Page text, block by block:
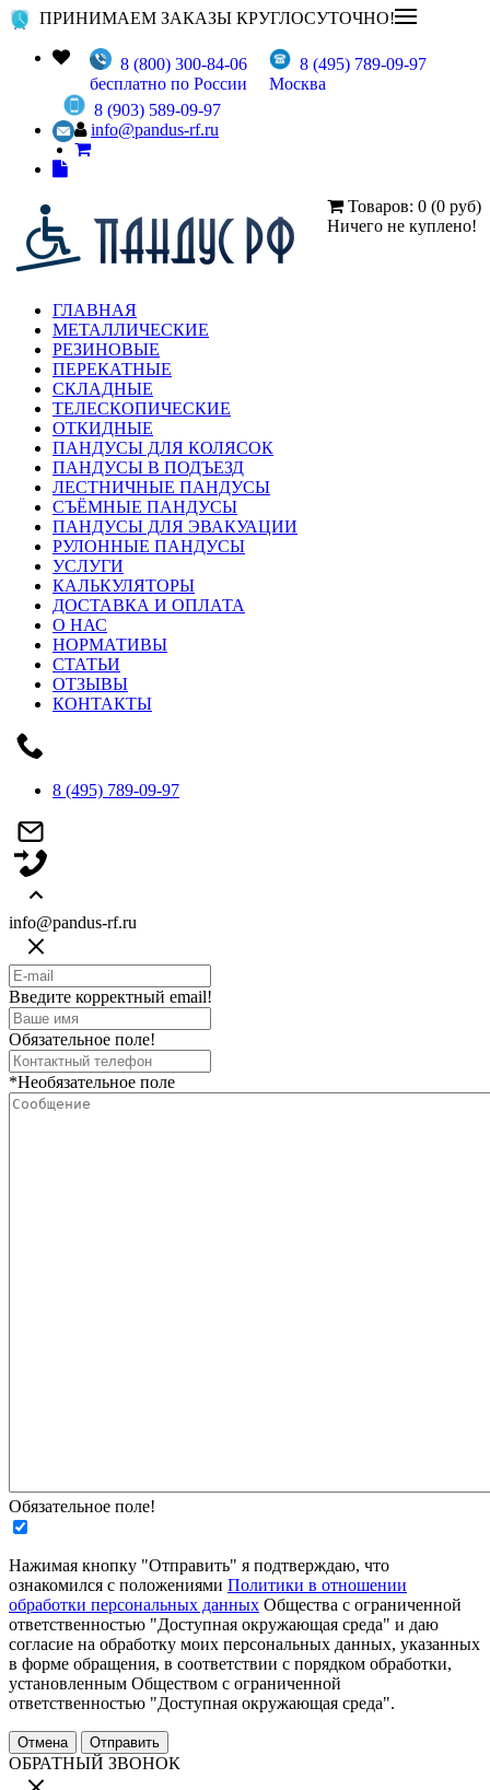
ПРИНИМАЕМ ЗАКАЗЫ КРУГЛОСУТОЧНО!
8 (800) 300-84-06
бесплатно по России
8 (495) 789-09-97
Москва
8 (903) 589-09-97
info@pandus-rf.ru
Товаров: 0 (0 руб)
Ничего не куплено!
ГЛАВНАЯ
МЕТАЛЛИЧЕСКИЕ
РЕЗИНОВЫЕ
ПЕРЕКАТНЫЕ
СКЛАДНЫЕ
ТЕЛЕСКОПИЧЕСКИЕ
ОТКИДНЫЕ
ПАНДУСЫ ДЛЯ КОЛЯСОК
ПАНДУСЫ В ПОДЪЕЗД
ЛЕСТНИЧНЫЕ ПАНДУСЫ
СЪЁМНЫЕ ПАНДУСЫ
ПАНДУСЫ ДЛЯ ЭВАКУАЦИИ
РУЛОННЫЕ ПАНДУСЫ
УСЛУГИ
КАЛЬКУЛЯТОРЫ
ДОСТАВКА И ОПЛАТА
О НАС
НОРМАТИВЫ
СТАТЬИ
ОТЗЫВЫ
КОНТАКТЫ
8 (495) 789-09-97
info@pandus-rf.ru
Введите корректный email!
Обязательное поле!
*Необязательное поле
Обязательное поле!
Нажимая кнопку "Отправить" я подтверждаю, что
ознакомился с положениями Политики в отношении
обработки персональных данных Общества с ограниченной
ответственностью "Доступная окружающая среда" и даю
согласие на обработку моих персональных данных, указанных
в форме обращения, в соответствии с порядком обработки,
установленным Обществом с ограниченной
ответственностью "Доступная окружающая среда".
ОБРАТНЫЙ ЗВОНОК